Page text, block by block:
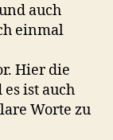
auch
einmal
Hier die
ist auch
Worte zu